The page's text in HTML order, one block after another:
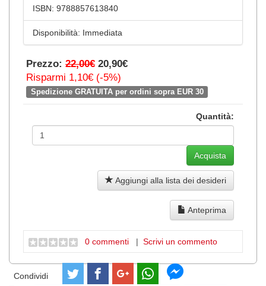
ISBN: 9788857613840
Disponibilità: Immediata
Prezzo: 22,00€ 20,90€
Risparmi 1,10€ (-5%)
Spedizione GRATUITA per ordini sopra EUR 30
Quantità:
Aggiungi alla lista dei desideri
Anteprima
0 commenti | Scrivi un commento
Condividi